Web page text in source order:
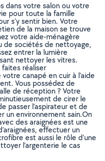
dans votre salon ou votre
pour toute la famille
s’y sentir bien. Votre
de la maison se trouve
votre aide-ménagère
de sociétés de nettoyage,
entrer la lumière
nettoyer les vitres.
réaliser
canapé en cuir à l’aide
Vous possédez de
de réception ? Votre
de cirer le
passer l’aspirateur et de
un environnement sain.On
des araignées est une
effectuer un
est aussi le rôle d’une
l’argenterie le cas